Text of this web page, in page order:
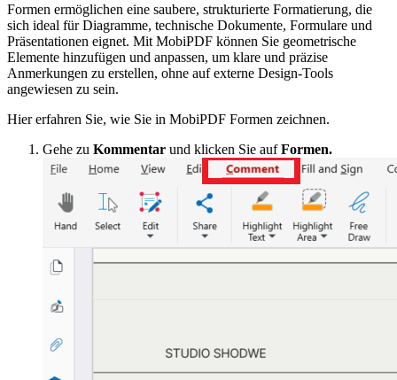
Formen ermöglichen eine saubere, strukturierte Formatierung, die
sich ideal für Diagramme, technische Dokumente, Formulare und
Präsentationen eignet. Mit MobiPDF können Sie geometrische
Elemente hinzufügen und anpassen, um klare und präzise
Anmerkungen zu erstellen, ohne auf externe Design-Tools
angewiesen zu sein.
Hier erfahren Sie, wie Sie in MobiPDF Formen zeichnen.
Gehe zu Kommentar und klicken Sie aufFormen.